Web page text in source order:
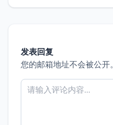
发表回复
您的邮箱地址不会被公开。